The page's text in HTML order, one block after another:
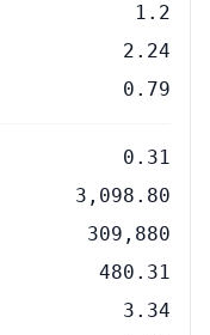
1.2
2.24
0.79
0.31
3,098.80
309,880
480.31
3.34